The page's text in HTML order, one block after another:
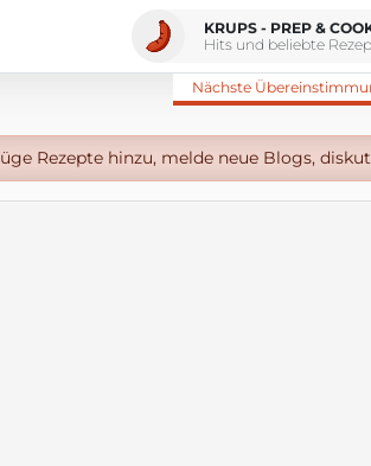
KRUPS - PREP &
Hits und beliebte
Nächste
Rezepte hinzu, melde neue Blogs,